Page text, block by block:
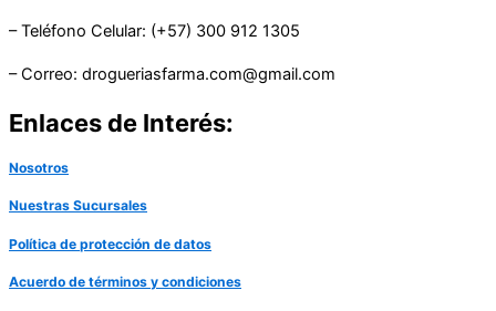
– Teléfono Celular: (+57) 300 912 1305
– Correo: drogueriasfarma.com@gmail.com
Enlaces de Interés:
Nosotros
Nuestras Sucursales
Política de protección de datos
Acuerdo de términos y condiciones